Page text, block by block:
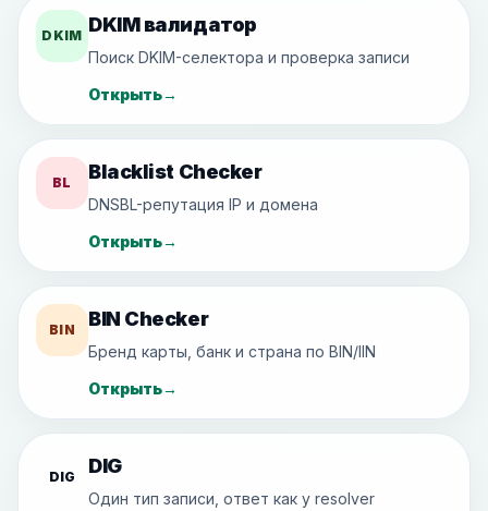
DKIM DKIM валидатор
Поиск DKIM-селектора и проверка записи
Открыть→
BL Blacklist Checker
DNSBL-репутация IP и домена
Открыть→
BIN BIN Checker
Бренд карты, банк и страна по BIN/IIN
Открыть→
DIG DIG
Один тип записи, ответ как у resolver